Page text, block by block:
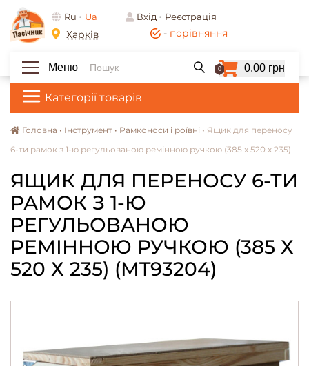
- порівняння
Ru Ua Вхід Реєстрація
Харків
Категорії товарів
Меню 0 0.00 грн
Головна • Інструмент • Рамконоси і роївні • Ящик для переносу
6-ти рамок з 1-ю регульованою ремінною ручкою (385 х 520 х 235)
ЯЩИК ДЛЯ ПЕРЕНОСУ 6-ТИ
РАМОК З 1-Ю
РЕГУЛЬОВАНОЮ
РЕМІННОЮ РУЧКОЮ (385 Х
520 Х 235) (MT93204)